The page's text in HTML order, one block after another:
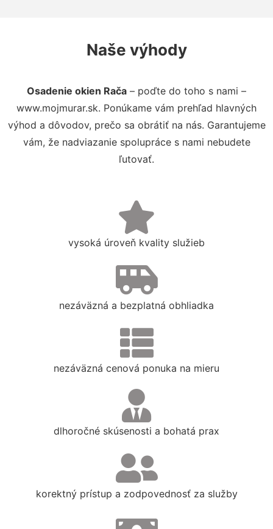
Naše výhody
Osadenie okien Rača – poďte do toho s nami –
www.mojmurar.sk. Ponúkame vám prehľad hlavných
výhod a dôvodov, prečo sa obrátiť na nás. Garantujeme
vám, že nadviazanie spolupráce s nami nebudete
ľutovať.
vysoká úroveň kvality služieb
nezáväzná a bezplatná obhliadka
nezáväzná cenová ponuka na mieru
dlhoročné skúsenosti a bohatá prax
korektný prístup a zodpovednosť za služby